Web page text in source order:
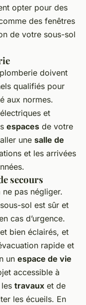
opter pour des
des fenêtres
de votre sous-sol
doivent
qualifiés pour
aux normes.
et
espaces de votre
une salle de
et les arrivées
secours
pas négliger.
sol est sûr et
cas d’urgence.
bien éclairés, et
rapide et
un espace de vie
accessible à
travaux et de
les écueils. En